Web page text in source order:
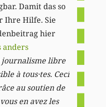
Damit das so
Ihre Hilfe. Sie
hier
anders
libre
à tous·tes. Ceci
au soutien de
en avez les